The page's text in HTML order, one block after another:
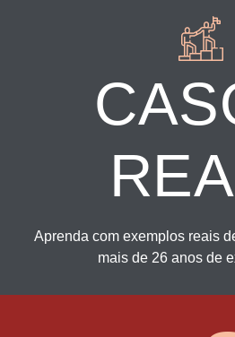
Aprenda com exemplos reais
mais de 26 anos de